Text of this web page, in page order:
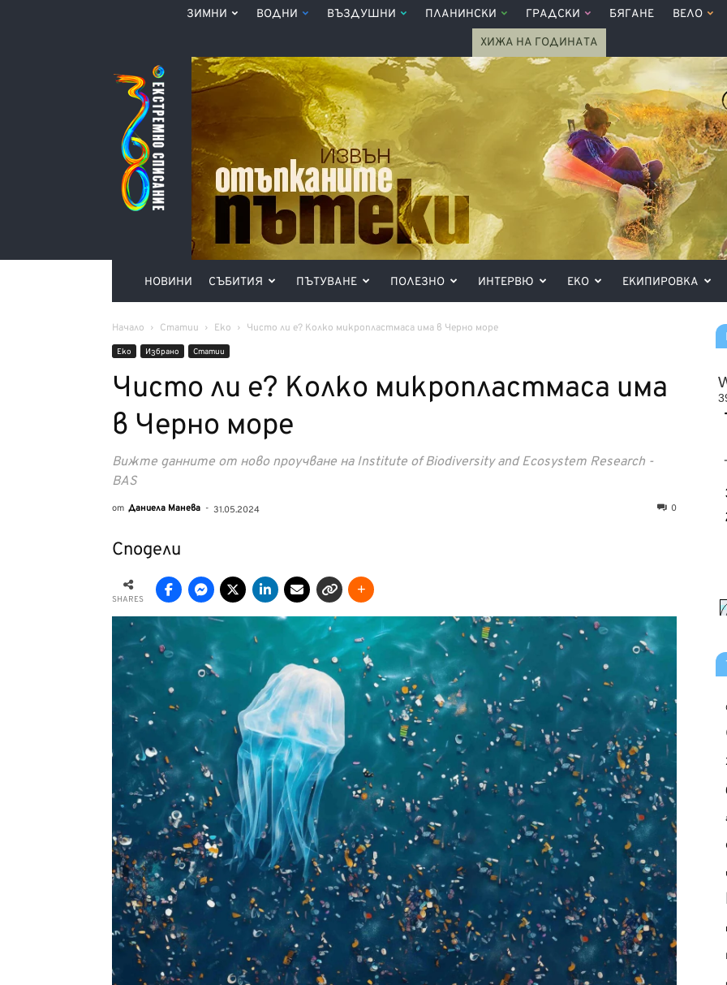
ЗИМНИ ВОДНИ ВЪЗДУШНИ ПЛАНИНСКИ ГРАДСКИ БЯГАНЕ ВЕЛО
ХИЖА НА ГОДИНАТА
Списание
360°
НОВИНИ СЪБИТИЯ ПЪТУВАНЕ ПОЛЕЗНО ИНТЕРВЮ ЕКО ЕКИПИРОВКА
Начало Статии Еко Чисто ли е? Колко микропластмаса има в Черно море
Еко Избрано Статии
Чисто ли е? Колко микропластмаса има
в Черно море
Вижте данните от ново проучване на Institute of Biodiversity and Ecosystem Research -
BAS
от Даниела Манева - 31.05.2024 0
Сподели
SHARES